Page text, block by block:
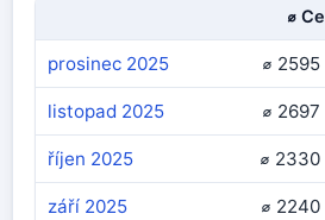
⌀
prosinec 2025 ⌀ 2595
listopad 2025 ⌀ 2697
říjen 2025 ⌀ 2330
září 2025 ⌀ 2240